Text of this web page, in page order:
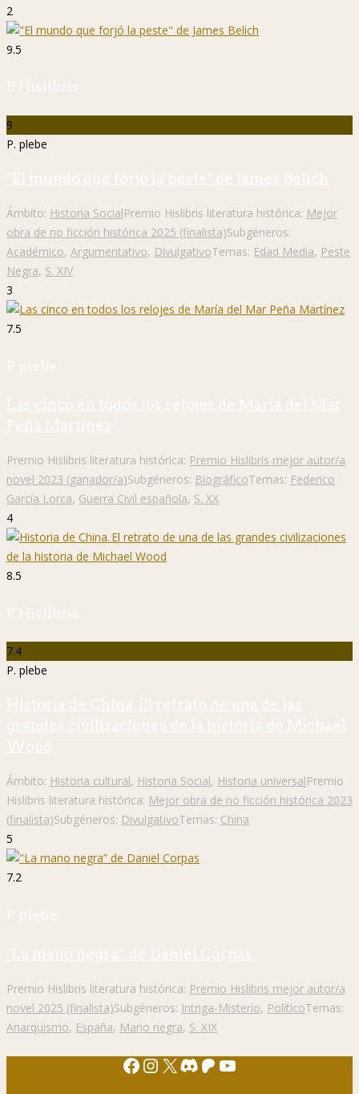
2
9.5
P. Hislibris
9
P. plebe
"El mundo que forjó la peste" de James Belich
Ámbito: Historia SocialPremio Hislibris literatura histórica: Mejor
obra de no ficción histórica 2025 (finalista)Subgéneros:
Académico, Argumentativo, DivulgativoTemas: Edad Media, Peste
Negra, S. XIV
3
7.5
P. plebe
Las cinco en todos los relojes de María del Mar
Peña Martínez
Premio Hislibris literatura histórica: Premio Hislibris mejor autor/a
novel 2023 (ganador/a)Subgéneros: BiográficoTemas: Federico
García Lorca, Guerra Civil española, S. XX
4
8.5
P. Hislibris
7.4
P. plebe
Historia de China. El retrato de una de las
grandes civilizaciones de la historia de Michael
Wood
Ámbito: Historia cultural, Historia Social, Historia universalPremio
Hislibris literatura histórica: Mejor obra de no ficción histórica 2023
(finalista)Subgéneros: DivulgativoTemas: China
5
7.2
P. plebe
"La mano negra” de Daniel Corpas
Premio Hislibris literatura histórica: Premio Hislibris mejor autor/a
novel 2025 (finalista)Subgéneros: Intriga-Misterio, PolíticoTemas:
Anarquismo, España, Mano negra, S. XIX
Facebook
Instagram
X Discord
Patreon
YouTube